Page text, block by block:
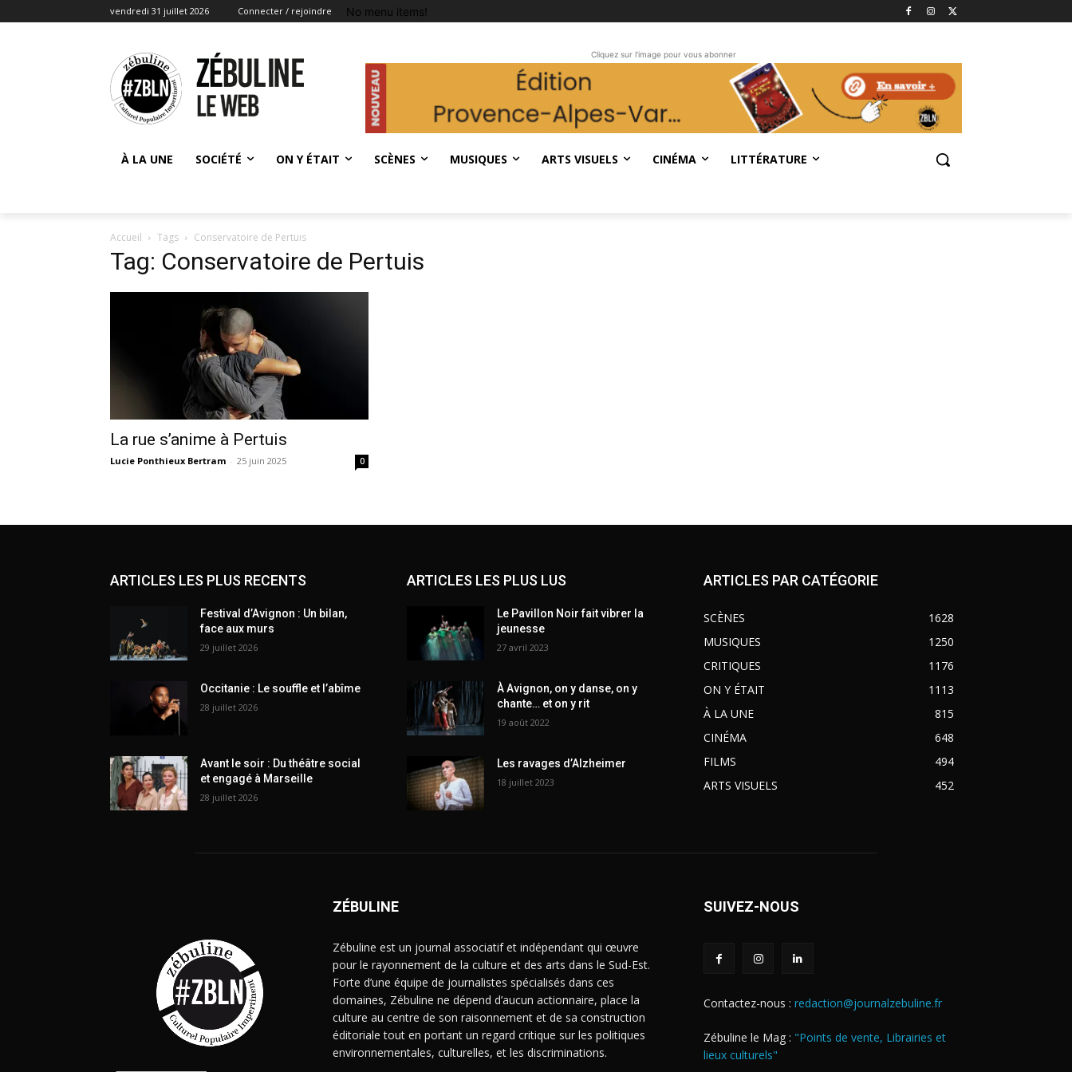
vendredi 31 juillet 2026 Connecter / rejoindre No menu items!
Cliquez sur l'image pour vous abonner
À LA UNE SOCIÉTÉ ON Y ÉTAIT SCÈNES MUSIQUES ARTS VISUELS CINÉMA LITTÉRATURE
Accueil Tags Conservatoire de Pertuis
Tag: Conservatoire de Pertuis
La rue s’anime à Pertuis
Lucie Ponthieux Bertram - 25 juin 2025 0
ARTICLES LES PLUS RECENTS
Festival d’Avignon : Un bilan,
face aux murs
29 juillet 2026
Occitanie : Le souffle et l’abîme
28 juillet 2026
Avant le soir : Du théâtre social
et engagé à Marseille
28 juillet 2026
ARTICLES LES PLUS LUS
Le Pavillon Noir fait vibrer la
jeunesse
27 avril 2023
À Avignon, on y danse, on y
chante… et on y rit
19 août 2022
Les ravages d’Alzheimer
18 juillet 2023
ARTICLES PAR CATÉGORIE
SCÈNES
1628
MUSIQUES
1250
CRITIQUES
1176
ON Y ÉTAIT
1113
À LA UNE
815
CINÉMA
648
FILMS
494
ARTS VISUELS
452
ZÉBULINE
Zébuline est un journal associatif et indépendant qui œuvre
pour le rayonnement de la culture et des arts dans le Sud-Est.
Forte d’une équipe de journalistes spécialisés dans ces
domaines, Zébuline ne dépend d’aucun actionnaire, place la
culture au centre de son raisonnement et de sa construction
éditoriale tout en portant un regard critique sur les politiques
environnementales, culturelles, et les discriminations.
SUIVEZ-NOUS
Contactez-nous : redaction@journalzebuline.fr
Zébuline le Mag : "Points de vente, Librairies et
lieux culturels"